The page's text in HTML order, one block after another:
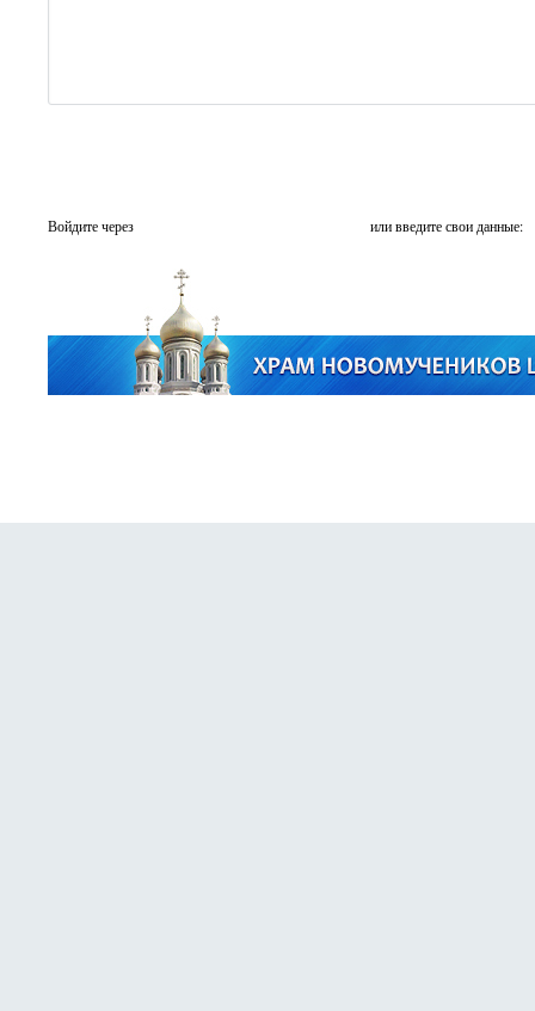
Войдите через или введите свои данные: